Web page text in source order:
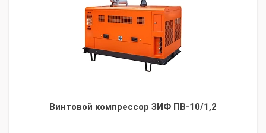
Винтовой компрессор ЗИФ ПВ-10/1,2